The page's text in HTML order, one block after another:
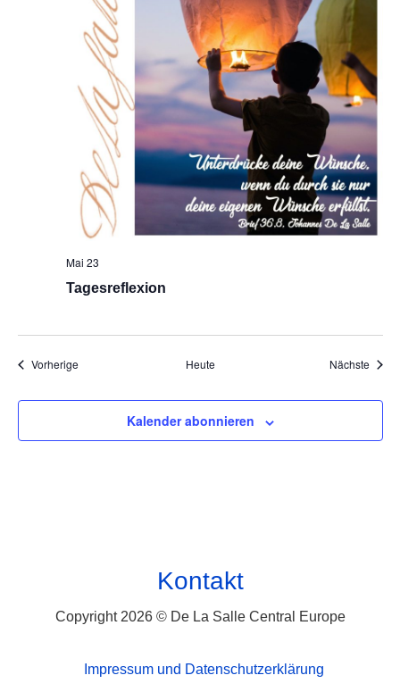
Tagesreflexion
Mai 23
VorherigeVeranstaltungen Heute Nächste
Kalender abonnieren
Kontakt
Copyright 2026 © De La Salle Central Europe
Impressum und Datenschutzerklärung